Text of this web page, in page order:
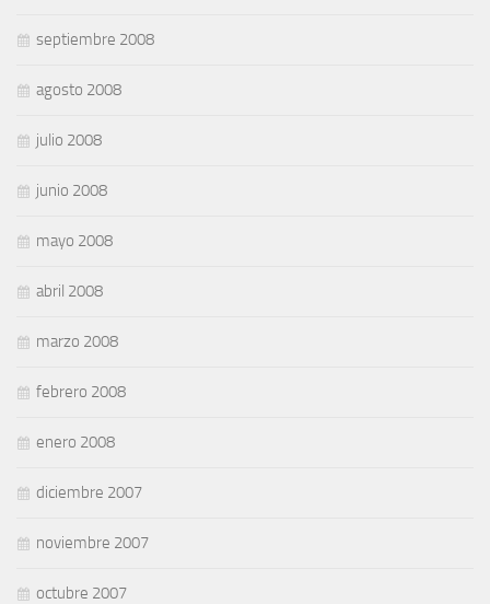
septiembre 2008
agosto 2008
julio 2008
junio 2008
mayo 2008
abril 2008
marzo 2008
febrero 2008
enero 2008
diciembre 2007
noviembre 2007
octubre 2007